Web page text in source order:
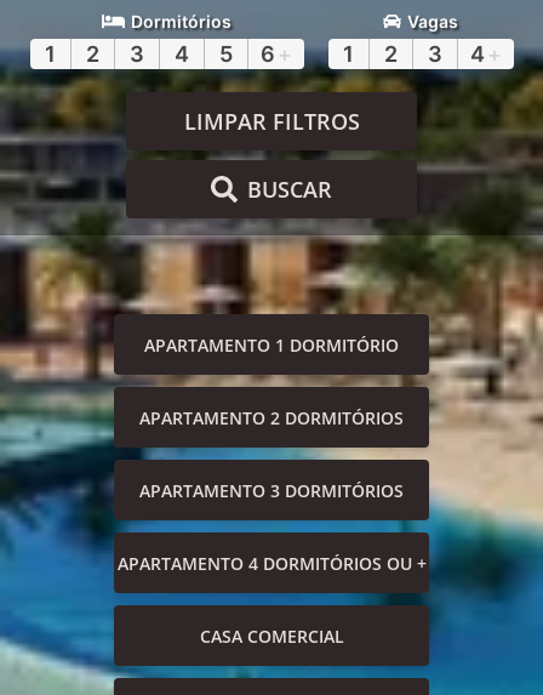
Dormitórios
1 2 3 4 5 6 +
Vagas
1 2 3 4 +
LIMPAR FILTROS
BUSCAR
APARTAMENTO 1 DORMITÓRIO
APARTAMENTO 2 DORMITÓRIOS
APARTAMENTO 3 DORMITÓRIOS
APARTAMENTO 4 DORMITÓRIOS OU +
CASA COMERCIAL